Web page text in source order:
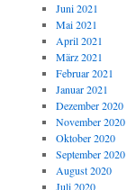
Juni 2021
Mai 2021
April 2021
März 2021
Februar 2021
Januar 2021
Dezember 2020
November 2020
Oktober 2020
September 2020
August 2020
Juli 2020